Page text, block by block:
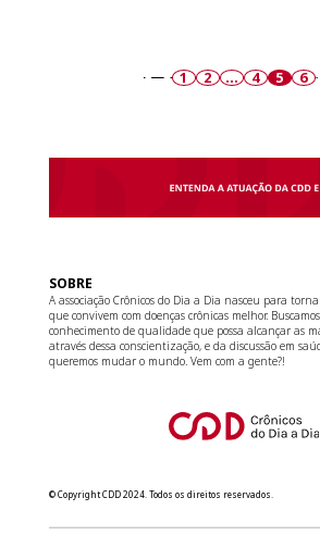
1 2 … 4 5 6
SOBRE
A associação Crônicos do Dia a Dia nasceu para
que convivem com doenças crônicas melhor.
conhecimento de qualidade que possa alcançar as
através dessa conscientização, e da discussão em
queremos mudar o mundo. Vem com a gente?!
© Copyright CDD 2024. Todos os direitos reservados.